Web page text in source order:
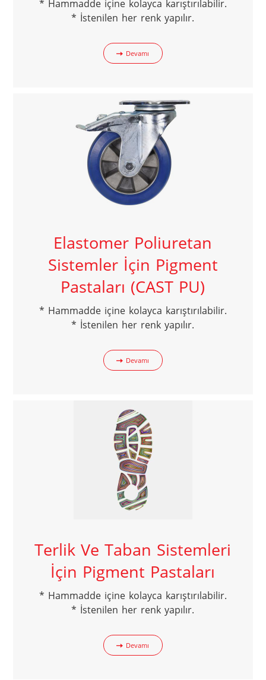
* Hammadde içine kolayca karıştırılabilir.
* İstenilen her renk yapılır.
Devamı
Elastomer Poliuretan
Sistemler İçin Pigment
Pastaları (CAST PU)
* Hammadde içine kolayca karıştırılabilir.
* İstenilen her renk yapılır.
Devamı
Terlik Ve Taban Sistemleri
İçin Pigment Pastaları
* Hammadde içine kolayca karıştırılabilir.
* İstenilen her renk yapılır.
Devamı